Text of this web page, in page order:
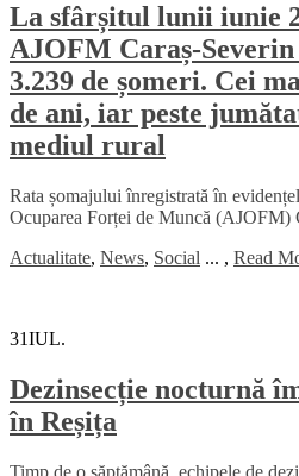
La sfârșitul lunii iunie
AJOFM Caraș-
3.239 de șomeri. Cei
de ani, iar peste
mediul rural
Rata șomajului înregistrată în
Ocuparea Forței de Muncă (AJOFM)
Actualitate, News, Social ... , Read
31IUL.
Dezinsecție nocturnă
în Reșița
Timp de o săptămână, echipele de